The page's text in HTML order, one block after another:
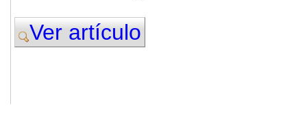
Ver artículo